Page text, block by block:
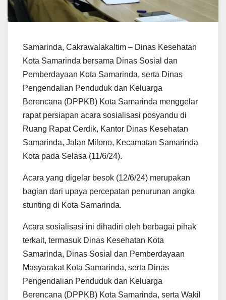
Samarinda, Cakrawalakaltim – Dinas Kesehatan
Kota Samarinda bersama Dinas Sosial dan
Pemberdayaan Kota Samarinda, serta Dinas
Pengendalian Penduduk dan Keluarga
Berencana (DPPKB) Kota Samarinda menggelar
rapat persiapan acara sosialisasi posyandu di
Ruang Rapat Cerdik, Kantor Dinas Kesehatan
Samarinda, Jalan Milono, Kecamatan Samarinda
Kota pada Selasa (11/6/24).
Acara yang digelar besok (12/6/24) merupakan
bagian dari upaya percepatan penurunan angka
stunting di Kota Samarinda.
Acara sosialisasi ini dihadiri oleh berbagai pihak
terkait, termasuk Dinas Kesehatan Kota
Samarinda, Dinas Sosial dan Pemberdayaan
Masyarakat Kota Samarinda, serta Dinas
Pengendalian Penduduk dan Keluarga
Berencana (DPPKB) Kota Samarinda, serta Wakil